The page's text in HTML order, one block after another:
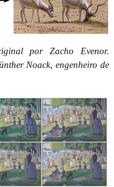
por Zacho Evenor.
Noack, engenheiro de